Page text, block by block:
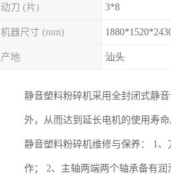
动刀 (片) 3*8
机器尺寸 (mm)
产地 汕头
静音塑料粉碎机采用全封闭式静
外，从而达到延长电机的使用寿命
静音塑料粉碎机维修与保养： 1
作； 2、主轴两端两个轴承备有